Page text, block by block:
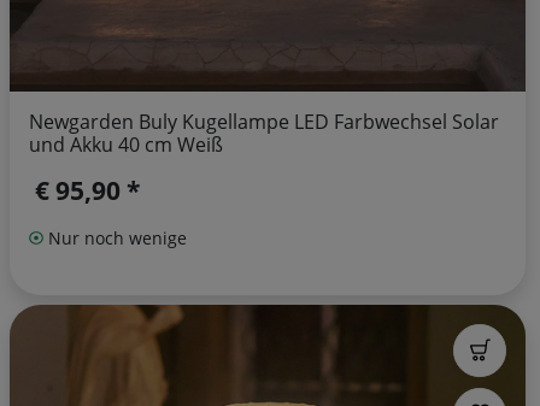
Newgarden Buly Kugellampe LED Farbwechsel Solar
und Akku 40 cm Weiß
€ 95,90 *
Nur noch wenige